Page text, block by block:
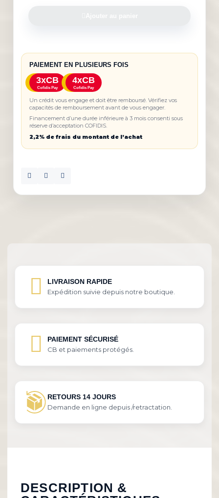
PAIEMENT EN PLUSIEURS FOIS
3xCB
Cofidis Pay
4xCB
Cofidis Pay
Un crédit vous engage et doit être remboursé. Vérifiez vos
capacités de remboursement avant de vous engager.
Financement d’une durée inférieure à 3 mois consenti sous
réserve d’acceptation COFIDIS.
2,2% de frais du montant de l’achat
LIVRAISON RAPIDE
Expédition suivie depuis notre boutique.
PAIEMENT SÉCURISÉ
CB et paiements protégés.
RETOURS 14 JOURS
Demande en ligne depuis /retractation.
DESCRIPTION &